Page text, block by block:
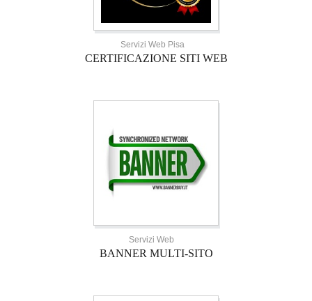
Servizi Web Pisa
CERTIFICAZIONE SITI WEB
Servizi Web
BANNER MULTI-SITO